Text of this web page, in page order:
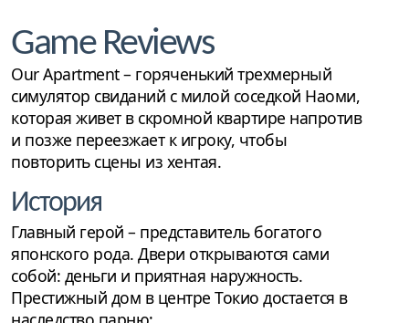
Game Reviews
Our Apartment – горяченький трехмерный
симулятор свиданий с милой соседкой Наоми,
которая живет в скромной квартире напротив
и позже переезжает к игроку, чтобы
повторить сцены из хентая.
История
Главный герой – представитель богатого
японского рода. Двери открываются сами
собой: деньги и приятная наружность.
Престижный дом в центре Токио достается в